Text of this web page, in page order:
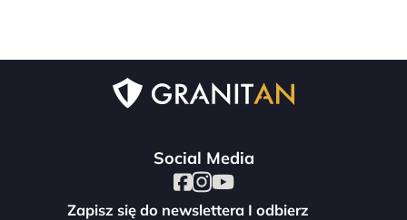
Social Media
Zapisz się do newslettera I odbierz